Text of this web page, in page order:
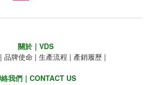
關於｜VDS
| 品牌使命 | 生產流程 | 產銷履歷 |
我們｜CONTACT US